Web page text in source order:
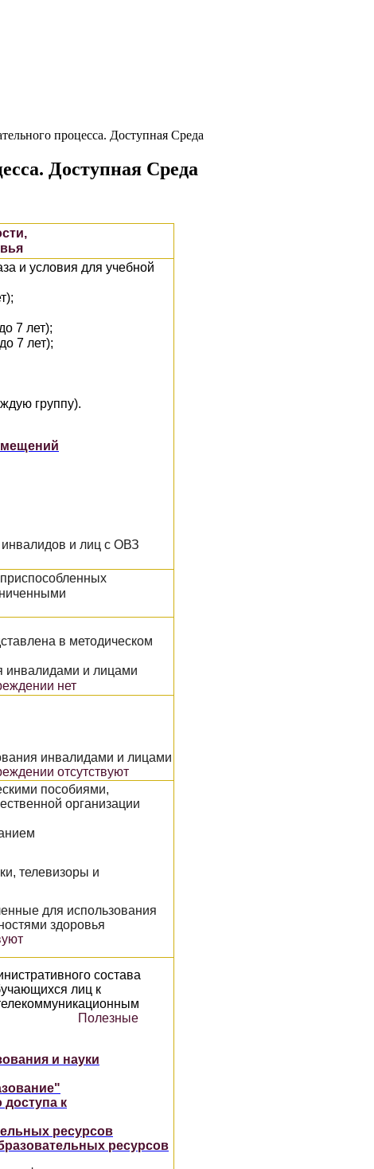
процесса. Доступная Среда
Доступная Среда
и условия для учебной
7 лет);
7 лет);
группу).
и лиц с ОВЗ
в методическом
инвалидами и лицами
нет
инвалидами и лицами
отсутствуют
пособиями,
организации
телевизоры и
для использования
здоровья
состава
лиц к
Полезные
и науки
к
ресурсов
ресурсов